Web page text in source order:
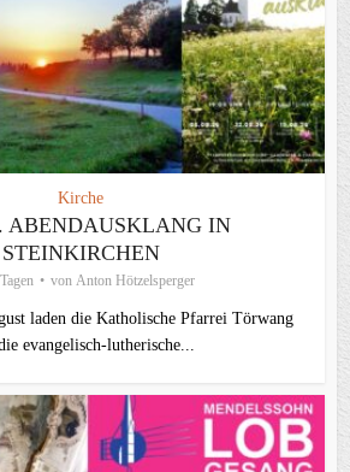
Kirche
ABENDAUSKLANG IN
STEINKIRCHEN
von Anton Hötzelsperger
laden die Katholische Pfarrei Törwang
evangelisch‑lutherische...